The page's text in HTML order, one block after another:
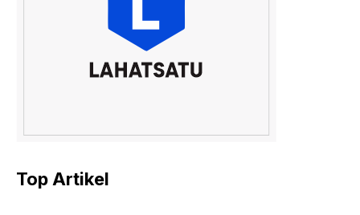
Top Artikel